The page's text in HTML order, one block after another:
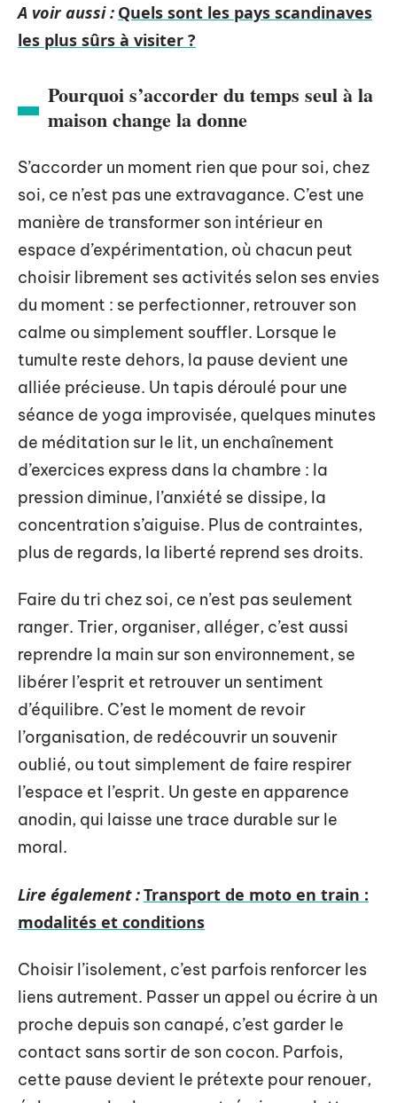
A voir aussi : Quels sont les pays scandinaves
les plus sûrs à visiter ?
Pourquoi s’accorder du temps seul à la
maison change la donne
S’accorder un moment rien que pour soi, chez
soi, ce n’est pas une extravagance. C’est une
manière de transformer son intérieur en
espace d’expérimentation, où chacun peut
choisir librement ses activités selon ses envies
du moment : se perfectionner, retrouver son
calme ou simplement souffler. Lorsque le
tumulte reste dehors, la pause devient une
alliée précieuse. Un tapis déroulé pour une
séance de yoga improvisée, quelques minutes
de méditation sur le lit, un enchaînement
d’exercices express dans la chambre : la
pression diminue, l’anxiété se dissipe, la
concentration s’aiguise. Plus de contraintes,
plus de regards, la liberté reprend ses droits.
Faire du tri chez soi, ce n’est pas seulement
ranger. Trier, organiser, alléger, c’est aussi
reprendre la main sur son environnement, se
libérer l’esprit et retrouver un sentiment
d’équilibre. C’est le moment de revoir
l’organisation, de redécouvrir un souvenir
oublié, ou tout simplement de faire respirer
l’espace et l’esprit. Un geste en apparence
anodin, qui laisse une trace durable sur le
moral.
Lire également :Transport de moto en train :
modalités et conditions
Choisir l’isolement, c’est parfois renforcer les
liens autrement. Passer un appel ou écrire à un
proche depuis son canapé, c’est garder le
contact sans sortir de son cocon. Parfois,
cette pause devient le prétexte pour renouer,